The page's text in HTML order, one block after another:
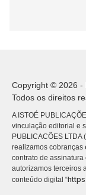
Copyright © 2026 -
Todos os direitos
A ISTOÉ
vinculação editorial e
PUBLICACÕES
realizamos cobranças
contrato de assinatura
autorizamos terceiros
conteúdo digital “